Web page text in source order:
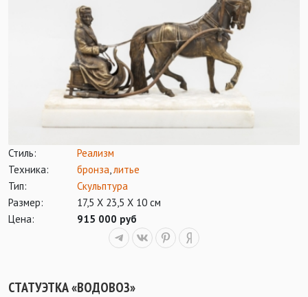
Стиль:
Реализм
Техника:
бронза литье
Тип:
Скульптура
Размер:
17,5 Х 23,5 Х 10 см
Цена:
915 000 руб
СТАТУЭТКА «ВОДОВОЗ»